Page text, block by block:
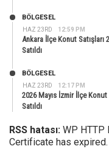
HAZ 23RD 12:59 PM
BÖLGESEL
Ankara İlçe Konut Satışları
Satıldı
HAZ 23RD 12:17 PM
BÖLGESEL
2026 Mayıs İzmir İlçe Konut
Satıldı
RSS hatası: WP HTTP
Certificate has expired.